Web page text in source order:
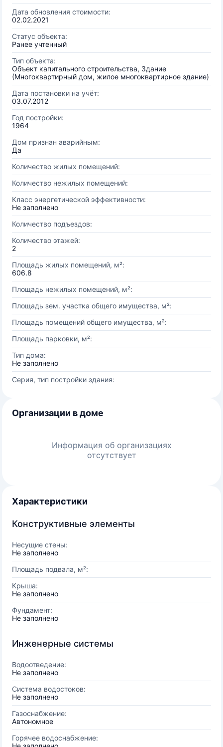
Дата обновления стоимости:
02.02.2021
Статус объекта:
Ранее учтенный
Тип объекта:
Объект капитального строительства, Здание
(Многоквартирный дом, жилое многоквартирное здание)
Дата постановки на учёт:
03.07.2012
Год постройки:
1964
Дом признан аварийным:
Да
Количество жилых помещений:
Количество нежилых помещений:
Класс энергетической эффективности:
Не заполнено
Количество подъездов:
Количество этажей:
2
Площадь жилых помещений, м²:
606.8
Площадь нежилых помещений, м²:
Площадь зем. участка общего имущества, м²:
Площадь помещений общего имущества, м²:
Площадь парковки, м²:
Тип дома:
Не заполнено
Серия, тип постройки здания:
Организации в доме
Информация об организациях
отсутствует
Характеристики
Конструктивные элементы
Несущие стены:
Не заполнено
Площадь подвала, м²:
Крыша:
Не заполнено
Фундамент:
Не заполнено
Инженерные системы
Водоотведение:
Не заполнено
Система водостоков:
Не заполнено
Газоснабжение:
Автономное
Горячее водоснабжение: